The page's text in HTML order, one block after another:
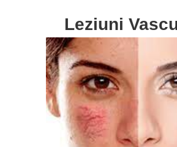
Leziuni